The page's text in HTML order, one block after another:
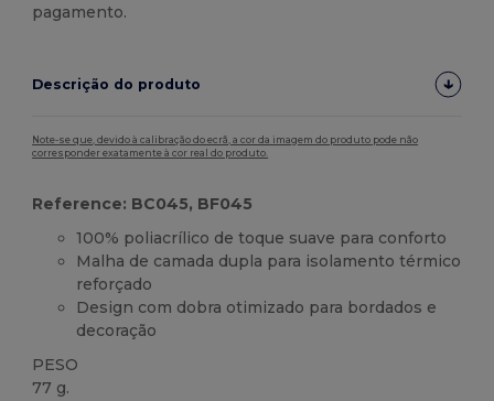
pagamento.
Descrição do produto
Note-se que, devido à calibração do ecrã, a cor da imagem do produto pode não
corresponder exatamente à cor real do produto.
Reference: BC045, BF045
100% poliacrílico de toque suave para conforto
Malha de camada dupla para isolamento térmico
reforçado
Design com dobra otimizado para bordados e
decoração
PESO
77 g.